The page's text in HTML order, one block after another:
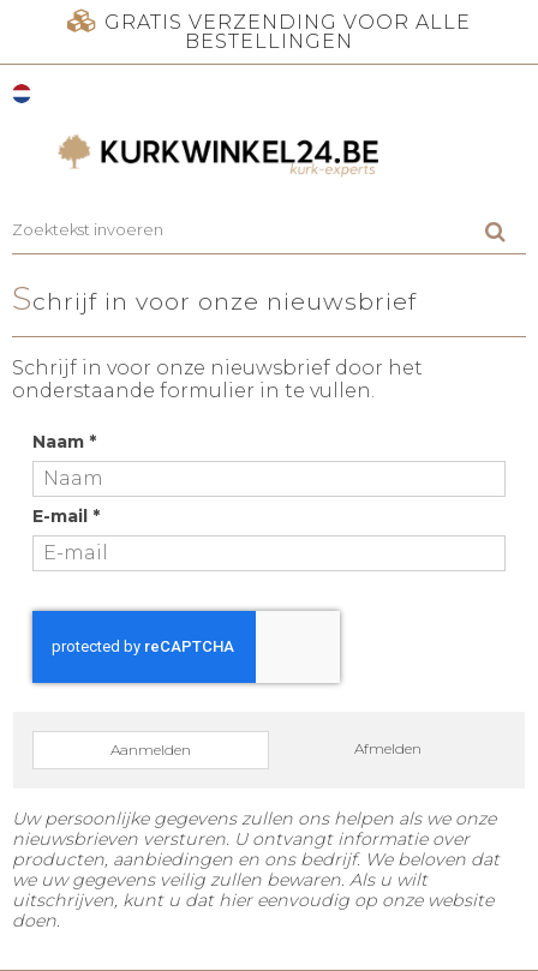
GRATIS VERZENDING VOOR ALLE
BESTELLINGEN
Schrijf in voor onze nieuwsbrief
Schrijf in voor onze nieuwsbrief door het
onderstaande formulier in te vullen.
Naam *
E-mail *
Aanmelden Afmelden
Uw persoonlijke gegevens zullen ons helpen als we onze
nieuwsbrieven versturen. U ontvangt informatie over
producten, aanbiedingen en ons bedrijf. We beloven dat
we uw gegevens veilig zullen bewaren. Als u wilt
uitschrijven, kunt u dat hier eenvoudig op onze website
doen.